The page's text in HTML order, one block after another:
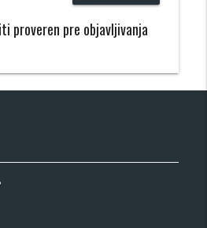
proveren pre objavljivanja